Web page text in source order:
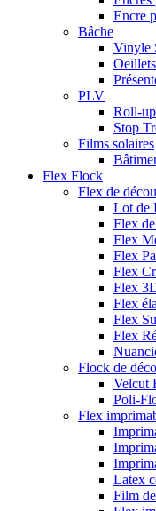
Encre
Bâche
Vinyle
Oeillets
PLV
Roll-
Stop
Films solaires
Flex Flock
Flex de
Lot de
Flex
Flex
Flex
Flex
Flex
Flex
Flex
Flex
Flock de
Velcut
Poli-
Flex
Latex
Film